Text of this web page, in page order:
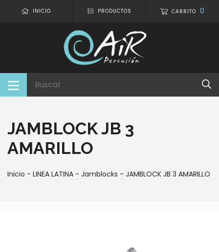
INICIO PRODUCTOS CARRITO 0
JAMBLOCK JB 3
AMARILLO
Inicio - LINEA LATINA - Jamblocks - JAMBLOCK JB 3 AMARILLO